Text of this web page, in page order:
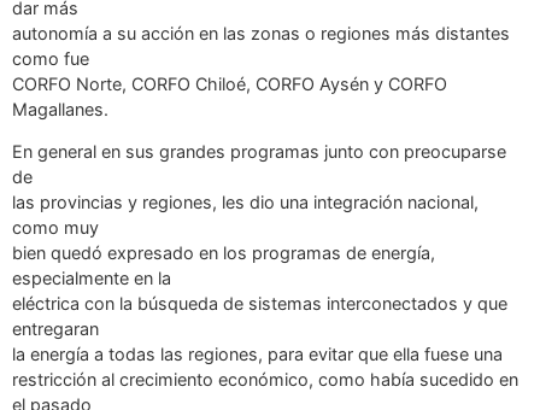
dar más
autonomía a su acción en las zonas o regiones más distantes
como fue
CORFO Norte, CORFO Chiloé, CORFO Aysén y CORFO
Magallanes.
En general en sus grandes programas junto con preocuparse
de
las provincias y regiones, les dio una integración nacional,
como muy
bien quedó expresado en los programas de energía,
especialmente en la
eléctrica con la búsqueda de sistemas interconectados y que
entregaran
la energía a todas las regiones, para evitar que ella fuese una
restricción al crecimiento económico, como había sucedido en
el pasado